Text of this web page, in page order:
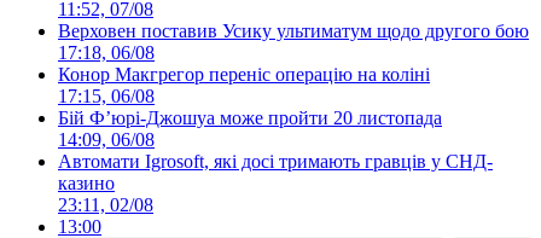
11:52, 07/08
Верховен поставив Усику ультиматум щодо другого бою
17:18, 06/08
Конор Макгрегор переніс операцію на коліні
17:15, 06/08
Бій Ф’юрі-Джошуа може пройти 20 листопада
14:09, 06/08
Автомати Igrosoft, які досі тримають гравців у СНД-
казино
23:11, 02/08
13:00